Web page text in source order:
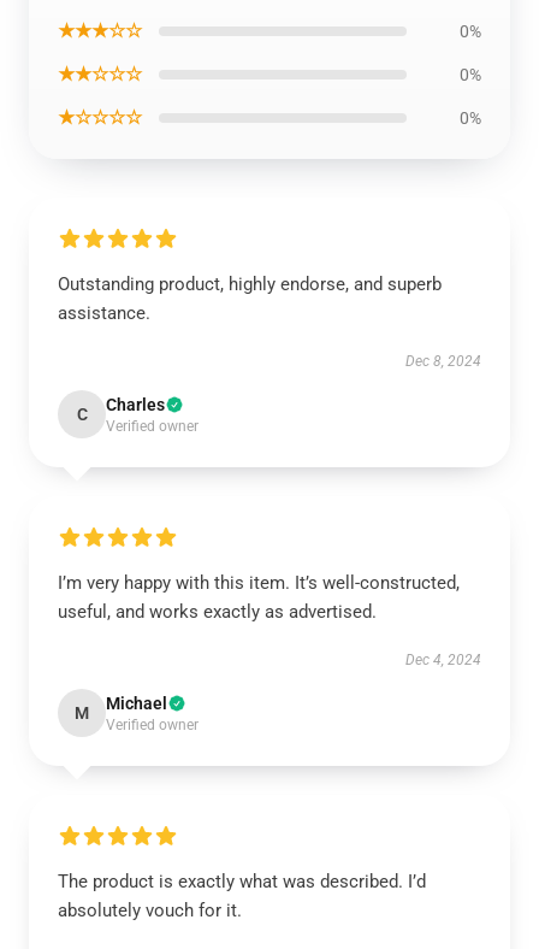
★★★☆☆ 0%
★★☆☆☆ 0%
★☆☆☆☆ 0%
Outstanding product, highly endorse, and superb
assistance.
Dec 8, 2024
C Charles
Verified owner
I’m very happy with this item. It’s well-constructed,
useful, and works exactly as advertised.
Dec 4, 2024
M Michael
Verified owner
The product is exactly what was described. I’d
absolutely vouch for it.